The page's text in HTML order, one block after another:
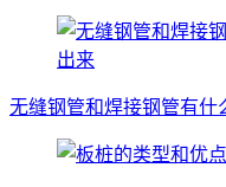
无缝钢管和焊接钢管有什